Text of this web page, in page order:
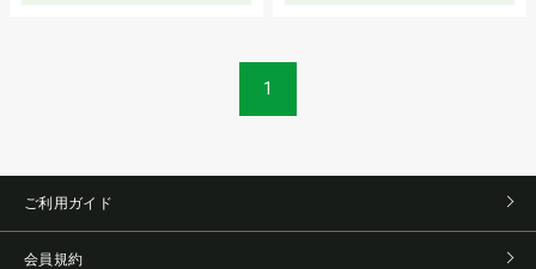
1
ご利用ガイド
会員規約